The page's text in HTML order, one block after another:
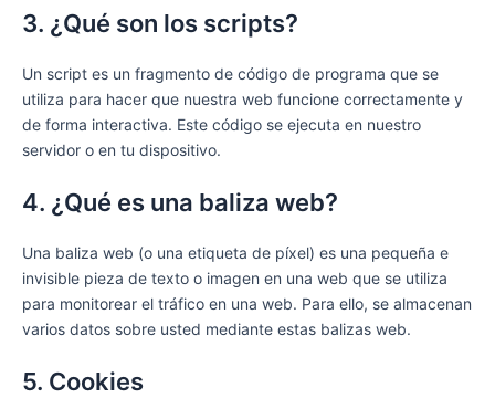
3. ¿Qué son los scripts?
Un script es un fragmento de código de programa que se
utiliza para hacer que nuestra web funcione correctamente y
de forma interactiva. Este código se ejecuta en nuestro
servidor o en tu dispositivo.
4. ¿Qué es una baliza web?
Una baliza web (o una etiqueta de píxel) es una pequeña e
invisible pieza de texto o imagen en una web que se utiliza
para monitorear el tráfico en una web. Para ello, se almacenan
varios datos sobre usted mediante estas balizas web.
5. Cookies